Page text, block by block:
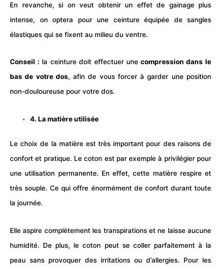
En revanche, si on veut obtenir un effet de gainage plus
intense, on optera pour une ceinture équipée de sangles
élastiques qui se fixent au milieu du ventre.
Conseil : la ceinture doit effectuer une compression dans le
bas de votre dos, afin de vous forcer à garder une position
non-douloureuse pour votre dos.
4. La matière utilisée
Le choix de la matière est très important pour des raisons de
confort et pratique. Le coton est par exemple à privilégier pour
une utilisation permanente. En effet, cette matière respire et
très souple. Ce qui offre énormément de confort durant toute
la journée.
Elle aspire complètement les transpirationset ne laisse aucune
humidité. De plus, le coton peut se coller parfaitement à la
peau sans provoquer des irritations ou d’allergies. Pour les